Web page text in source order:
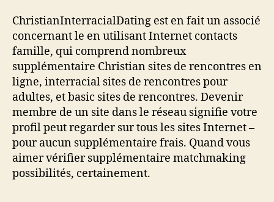
ChristianInterracialDating est en fait un associé
concernant le en utilisant Internet contacts
famille, qui comprend nombreux
supplémentaire Christian sites de rencontres en
ligne, interracial sites de rencontres pour
adultes, et basic sites de rencontres. Devenir
membre de un site dans le réseau signifie votre
profil peut regarder sur tous les sites Internet –
pour aucun supplémentaire frais. Quand vous
aimer vérifier supplémentaire matchmaking
possibilités, certainement.